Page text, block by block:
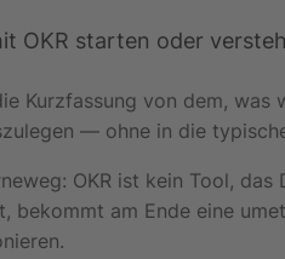
OKR starten oder
Kurzfassung von dem,
— ohne in die
OKR ist kein Tool,
bekommt am Ende eine